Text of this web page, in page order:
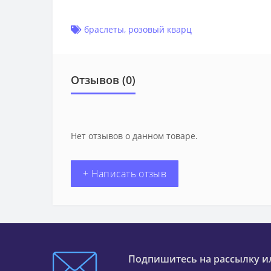
браслеты, розовый кварц
Отзывов (0)
Нет отзывов о данном товаре.
+ Написать отзыв
Подпишитесь на рассылку